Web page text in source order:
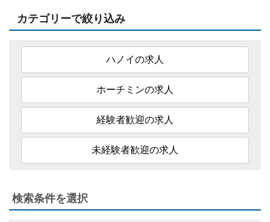
カテゴリーで絞り込み
ハノイの求人
ホーチミンの求人
経験者歓迎の求人
未経験者歓迎の求人
検索条件を選択